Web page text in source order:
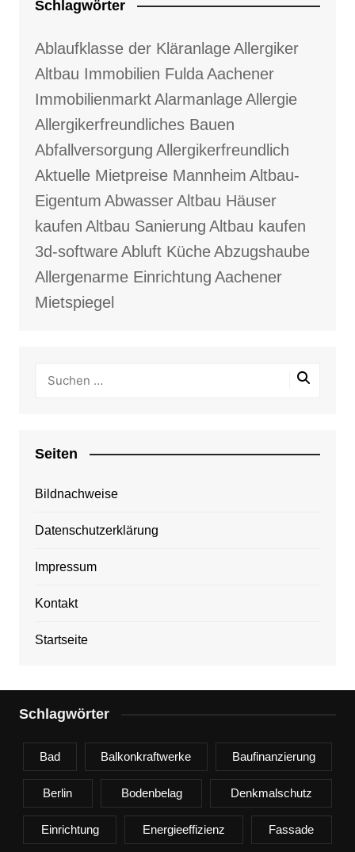
Schlagwörter
Ablaufklasse der KläranlageAllergiker
Altbau Immobilien FuldaAachener
ImmobilienmarktAlarmanlageAllergie
Allergikerfreundliches Bauen
Abfallversorgung Allergikerfreundlich
Aktuelle Mietpreise Mannheim Altbau-
Eigentum AbwasserAltbau Häuser
kaufen Altbau Sanierung Altbau kaufen
3d-softwareAbluft KücheAbzugshaube
Allergenarme Einrichtung Aachener
Mietspiegel
Seiten
Bildnachweise
Datenschutzerklärung
Impressum
Kontakt
Startseite
Schlagwörter
Bad Balkonkraftwerke Baufinanzierung
Berlin Bodenbelag Denkmalschutz
Einrichtung Energieeffizienz Fassade